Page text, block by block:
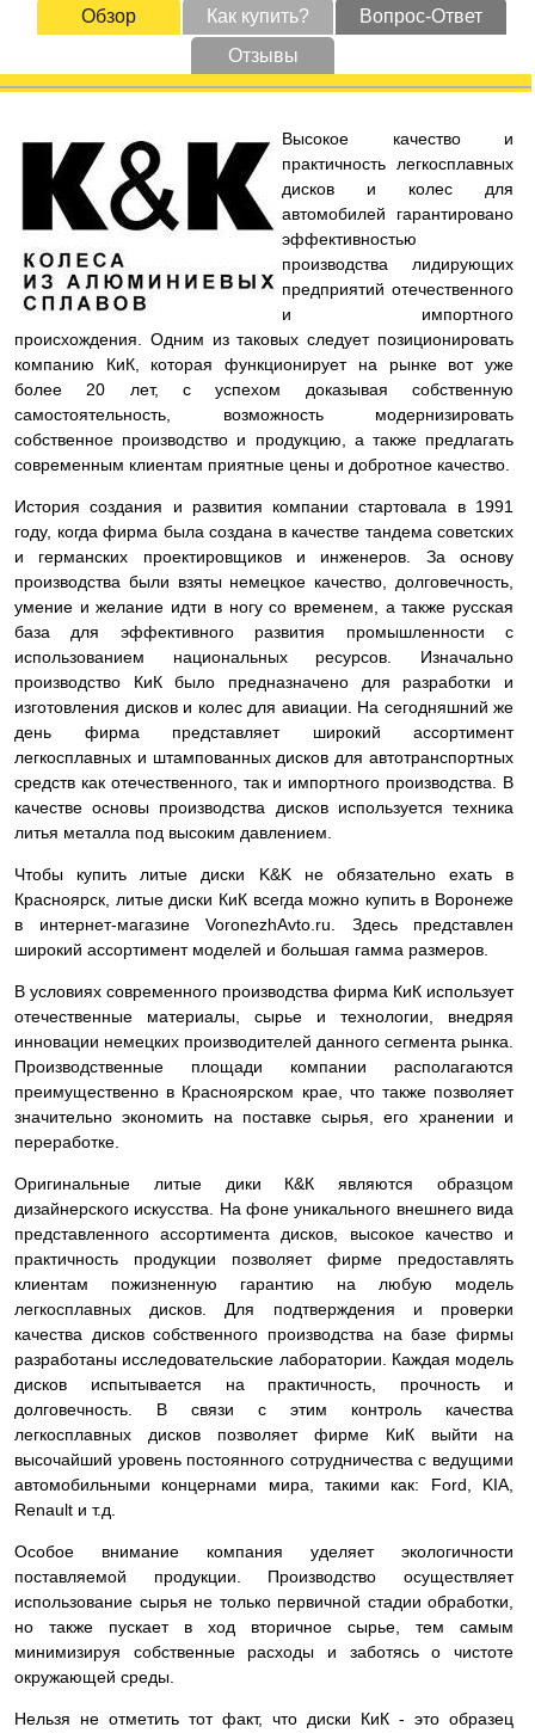
Обзор Как купить?
Вопрос-Ответ
Отзывы
Высокое качество и
практичность легкосплавных
дисков и колес для
автомобилей гарантировано
эффективностью
производства лидирующих
предприятий отечественного
и импортного
происхождения. Одним из таковых следует позиционировать
компанию КиК, которая функционирует на рынке вот уже
более 20 лет, с успехом доказывая собственную
самостоятельность, возможность модернизировать
собственное производство и продукцию, а также предлагать
современным клиентам приятные цены и добротное качество.
История создания и развития компании стартовала в 1991
году, когда фирма была создана в качестве тандема советских
и германских проектировщиков и инженеров. За основу
производства были взяты немецкое качество, долговечность,
умение и желание идти в ногу со временем, а также русская
база для эффективного развития промышленности с
использованием национальных ресурсов. Изначально
производство КиК было предназначено для разработки и
изготовления дисков и колес для авиации. На сегодняшний же
день фирма представляет широкий ассортимент
легкосплавных и штампованных дисков для автотранспортных
средств как отечественного, так и импортного производства. В
качестве основы производства дисков используется техника
литья металла под высоким давлением.
Чтобы купить литые диски K&K не обязательно ехать в
Красноярск, литые диски КиК всегда можно купить в Воронеже
в интернет-магазине VoronezhAvto.ru. Здесь представлен
широкий ассортимент моделей и большая гамма размеров.
В условиях современного производства фирма КиК использует
отечественные материалы, сырье и технологии, внедряя
инновации немецких производителей данного сегмента рынка.
Производственные площади компании располагаются
преимущественно в Красноярском крае, что также позволяет
значительно экономить на поставке сырья, его хранении и
переработке.
Оригинальные литые дики К&К являются образцом
дизайнерского искусства. На фоне уникального внешнего вида
представленного ассортимента дисков, высокое качество и
практичность продукции позволяет фирме предоставлять
клиентам пожизненную гарантию на любую модель
легкосплавных дисков. Для подтверждения и проверки
качества дисков собственного производства на базе фирмы
разработаны исследовательские лаборатории. Каждая модель
дисков испытывается на практичность, прочность и
долговечность. В связи с этим контроль качества
легкосплавных дисков позволяет фирме КиК выйти на
высочайший уровень постоянного сотрудничества с ведущими
автомобильными концернами мира, такими как: Ford, KIA,
Renault и т.д.
Особое внимание компания уделяет экологичности
поставляемой продукции. Производство осуществляет
использование сырья не только первичной стадии обработки,
но также пускает в ход вторичное сырье, тем самым
минимизируя собственные расходы и заботясь о чистоте
окружающей среды.
Нельзя не отметить тот факт, что диски КиК - это образец